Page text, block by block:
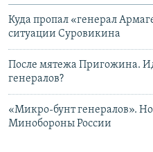
Куда пропал «генерал
ситуации Суровикина
После мятежа Пригожина.
генералов?
«Микро-бунт генералов».
Минобороны России